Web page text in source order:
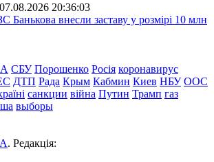
07.08.2026 20:36:03
Банькова внесли заставу у розмірі 10 млн
СБУ Порошенко Росія коронавирус
ДТП Рада Крым Кабмин Киев НБУ ООС
санкции війна Путин Трамп газ
выборы
. Редакція: